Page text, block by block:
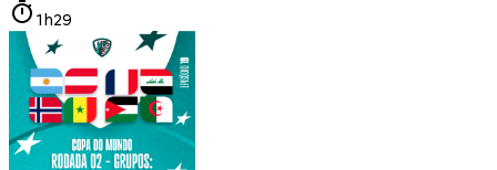
1h29